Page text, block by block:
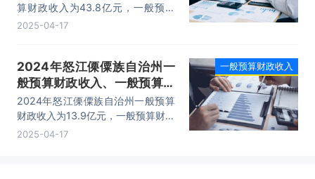
算财政收入为43.8亿元，一般预算
财政支出为368.3亿元，一般预算财
2025-04-17
2024年怒江傈僳族自治州一
般预算财政收入、一般预算财
政支出及收支差额情况
2024年怒江傈僳族自治州一般预算
财政收入为13.9亿元，一般预算财政
支出为129.2亿元，一般预算财政收
2025-04-17
一般预算财政收入